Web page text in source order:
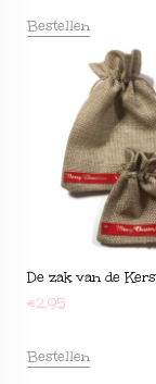
Bestellen
De zak van de
€2,95
Bestellen